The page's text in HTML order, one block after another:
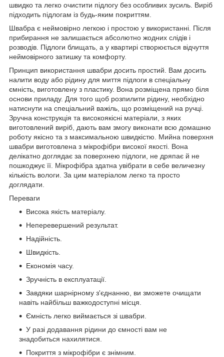
швидко та легко очистити підлогу без особливих зусиль. Виріб
підходить підлогам із будь-яким покриттям.
Швабра є неймовірно легкою і простою у використанні. Після
прибирання не залишається абсолютно жодних слідів і
розводів. Підлоги блищать, а у квартирі створюється відчуття
неймовірного затишку та комфорту.
Принцип використання швабри досить простий. Вам досить
налити воду або рідину для миття підлоги в спеціальну
ємність, виготовлену з пластику. Вона розміщена прямо біля
основи приладу. Для того щоб розпилити рідину, необхідно
натиснути на спеціальний важіль, що розміщений на ручці.
Зручна конструкція та високоякісні матеріали, з яких
виготовлений виріб, дають вам змогу виконати всю домашню
роботу якісно та з максимальною швидкістю. Мийна поверхня
швабри виготовлена з мікрофібри високої якості. Вона
делікатно доглядає за поверхнею підлоги, не дряпає й не
пошкоджує її. Мікрофібра здатна увібрати в себе величезну
кількість вологи. За цим матеріалом легко та просто
доглядати.
Переваги
Висока якість матеріалу.
Неперевершений результат.
Надійність.
Швидкість.
Економія часу.
Зручність в експлуатації.
Завдяки шарнірному з'єднанню, ви зможете очищати
навіть найбільш важкодоступні місця.
Ємність легко виймається зі швабри.
У разі додавання рідини до ємності вам не
знадобиться нахилятися.
Покриття з мікрофібри є знімним.